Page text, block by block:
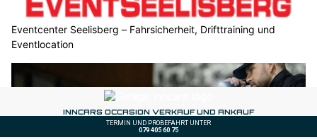
Eventcenter Seelisberg – Fahrsicherheit, Drifttraining und
Eventlocation